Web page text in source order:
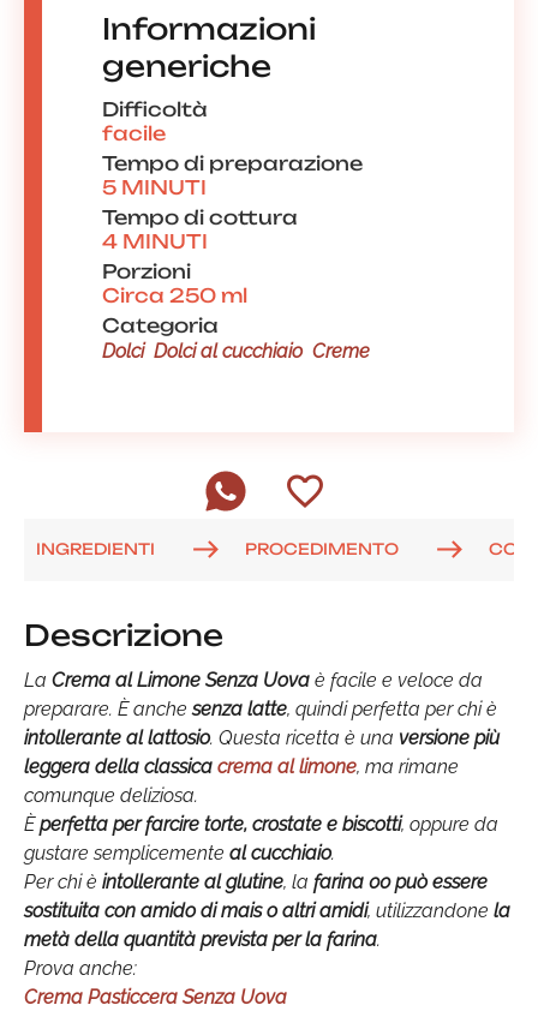
Informazioni
generiche
Difficoltà
facile
Tempo di preparazione
5 MINUTI
Tempo di cottura
4 MINUTI
Porzioni
Circa 250 ml
Categoria
Dolci Dolci al cucchiaio Creme
INGREDIENTI PROCEDIMENTO
Descrizione
La Crema al Limone Senza Uova è facile e veloce da
preparare. È anchesenza latte, quindi perfetta per chi è
intollerante al lattosio. Questa ricetta è una versione più
leggera della classica crema al limone, ma rimane
comunque deliziosa.
Èperfetta per farcire torte, crostate e biscotti, oppure da
gustare semplicemente al cucchiaio.
Per chi è intollerante al glutine, la farina 00 può essere
sostituita con amido di mais o altri amidi, utilizzandone la
metà della quantità prevista per la farina.
Prova anche:
Crema Pasticcera Senza Uova